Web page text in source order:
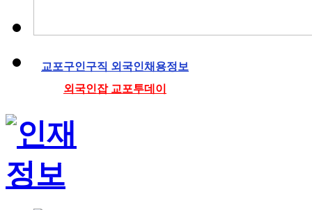
교포구인구직 외국인채용정보
외국인잡 교포투데이